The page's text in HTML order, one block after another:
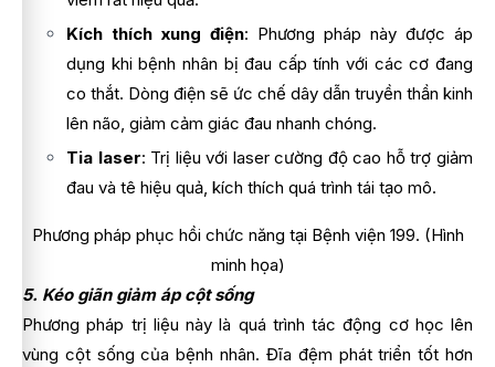
Kích thích xung điện: Phương pháp này được áp
dụng khi bệnh nhân bị đau cấp tính với các cơ đang
co thắt. Dòng điện sẽ ức chế dây dẫn truyền thần kinh
lên não, giảm cảm giác đau nhanh chóng.
Tia laser: Trị liệu với laser cường độ cao hỗ trợ giảm
đau và tê hiệu quả, kích thích quá trình tái tạo mô.
Phương pháp phục hồi chức năng tại Bệnh viện 199. (Hình
minh họa)
5. Kéo giãn giảm áp cột sống
Phương pháp trị liệu này là quá trình tác động cơ học lên
vùng cột sống của bệnh nhân. Đĩa đệm phát triển tốt hơn